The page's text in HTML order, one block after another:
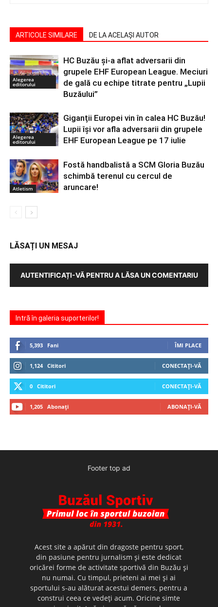
ARTICOLE SIMILARE DE LA ACELAȘI AUTOR
Alegerea
editorului
HC Buzău și-a aflat adversarii din
grupele EHF European League. Meciuri
de gală cu echipe titrate pentru „Lupii
Buzăului”
Alegerea
editorului
Giganții Europei vin în calea HC Buzău!
Lupii își vor afla adversarii din grupele
EHF European League pe 17 iulie
Atletism
Fostă handbalistă a SCM Gloria Buzău
schimbă terenul cu cercul de
aruncare!
LĂSAȚI UN MESAJ
AUTENTIFICAȚI-VĂ PENTRU A LĂSA UN COMENTARIU
Intră în galeria suporterilor!
5,393 Fani ÎMI PLACE
1,124 Cititori CONECTAȚI-VĂ
0 Cititori CONECTAȚI-VĂ
1,205 Abonați ABONAȚI-VĂ
Footer top ad
Acest site a apărut din dragoste pentru sport,
din pasiune pentru jurnalism şi este dedicat
oricărei forme de activitate sportivă din Buzău şi
nu numai. Cu timpul, prieteni ai mei şi ai
sportului s-au alăturat acestui demers, pentru a
construi ceea ce vedeţi acum. Oricine simte